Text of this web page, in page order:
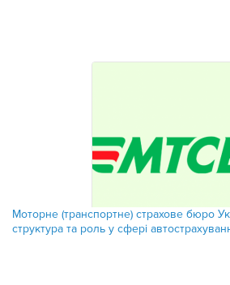
​Моторне (транспортне) страхове бюро
структура та роль у сфері